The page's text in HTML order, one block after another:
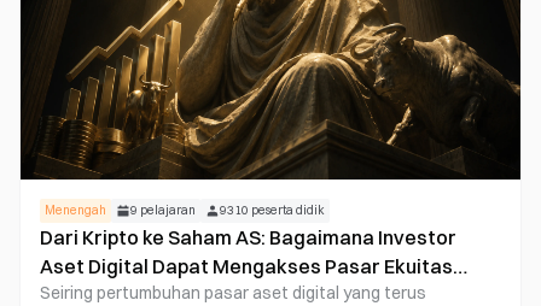
Menengah 9 pelajaran 9310 peserta didik
Dari Kripto ke Saham AS: Bagaimana Investor
Aset Digital Dapat Mengakses Pasar Ekuitas
Global
Seiring pertumbuhan pasar aset digital yang terus